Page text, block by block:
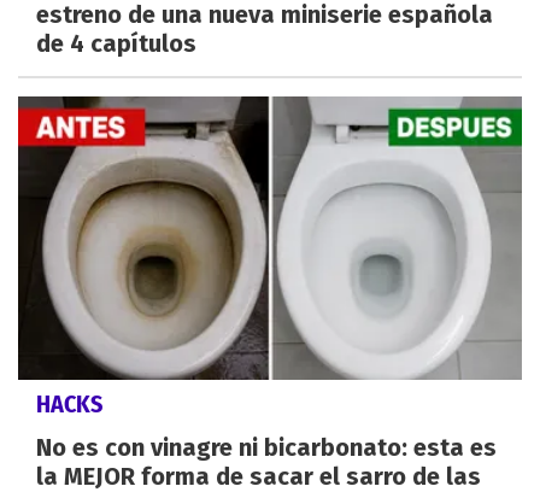
estreno de una nueva miniserie española
de 4 capítulos
HACKS
No es con vinagre ni bicarbonato: esta es
la MEJOR forma de sacar el sarro de las